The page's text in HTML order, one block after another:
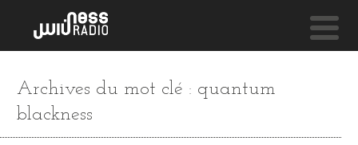
SUN KISSED
Bryony Jarman-Pinto
NESS LIVE !
Archives du mot clé : quantum
blackness